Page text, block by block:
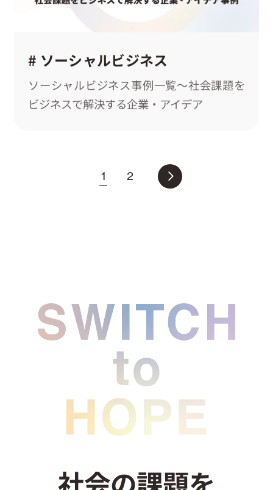
# ソーシャルビジネス
ソーシャルビジネス事例一覧～社会課題を
ビジネスで解決する企業・アイデア
1 2